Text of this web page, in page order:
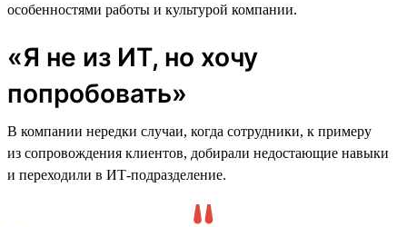
особенностями работы и культурой компании.
«Я не из ИТ, но хочу
попробовать»
В компании нередки случаи, когда сотрудники, к примеру
из сопровождения клиентов, добирали недостающие навыки
и переходили в ИТ-подразделение.